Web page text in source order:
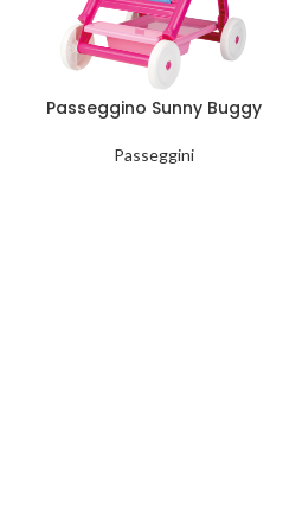
Passeggino Sunny Buggy
Passeggini